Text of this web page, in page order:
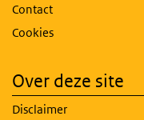
Contact
Cookies
Over deze site
Disclaimer